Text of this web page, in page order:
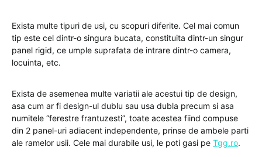
Exista multe tipuri de usi, cu scopuri diferite. Cel mai comun
tip este cel dintr-o singura bucata, constituita dintr-un singur
panel rigid, ce umple suprafata de intrare dintr-o camera,
locuinta, etc.
Exista de asemenea multe variatii ale acestui tip de design,
asa cum ar fi design-ul dublu sau usa dubla precum si asa
numitele “ferestre frantuzesti”, toate acestea fiind compuse
din 2 panel-uri adiacent independente, prinse de ambele parti
ale ramelor usii. Cele mai durabile usi, le poti gasi pe Tgg.ro.